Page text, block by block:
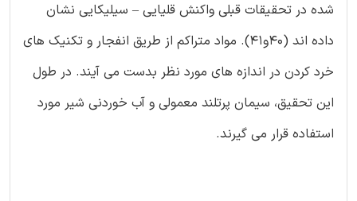
شده در تحقیقات قبلی واکنش قلیایی – سیلیکایی نشان
داده اند (40و41). مواد متراکم از طریق انفجار و تکنیک های
خرد کردن در اندازه های مورد نظر بدست می آیند. در طول
این تحقیق، سیمان پرتلند معمولی و آب خوردنی شیر مورد
استفاده قرار می گیرند.